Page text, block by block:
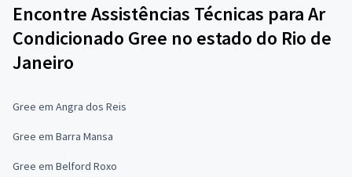
Encontre Assistências Técnicas para Ar
Condicionado Gree no estado do Rio de
Janeiro
Gree em Angra dos Reis
Gree em Barra Mansa
Gree em Belford Roxo